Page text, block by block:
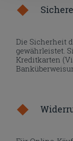
Die Sicherheit
gewährleistet.
Kreditkarten